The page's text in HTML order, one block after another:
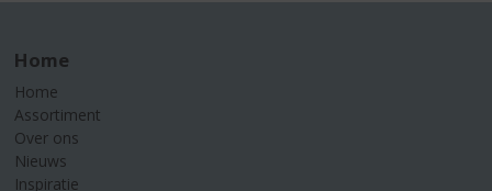
Home
Home
Assortiment
Over ons
Nieuws
Inspiratie